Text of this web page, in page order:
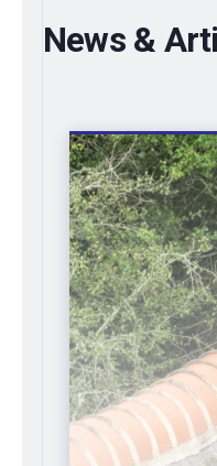
News &
10 Sep’ 24